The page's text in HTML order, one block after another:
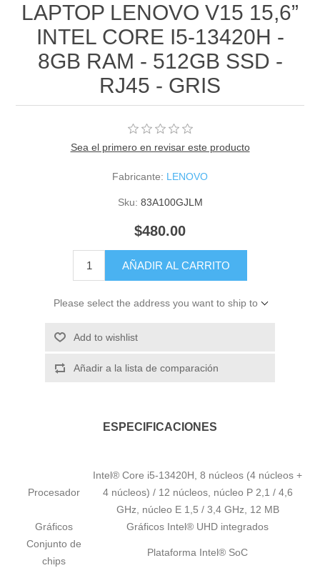
LAPTOP LENOVO V15 15,6”
INTEL CORE I5-13420H -
8GB RAM - 512GB SSD -
RJ45 - GRIS
Sea el primero en revisar este producto
Fabricante: LENOVO
Sku: 83A100GJLM
$480.00
AÑADIR AL CARRITO
Please select the address you want to ship to
Add to wishlist
Añadir a la lista de comparación
ESPECIFICACIONES
Procesador
Intel® Core i5-13420H, 8 núcleos (4 núcleos +
4 núcleos) / 12 núcleos, núcleo P 2,1 / 4,6
GHz, núcleo E 1,5 / 3,4 GHz, 12 MB
Gráficos
Gráficos Intel® UHD integrados
Conjunto de
chips
Plataforma Intel® SoC